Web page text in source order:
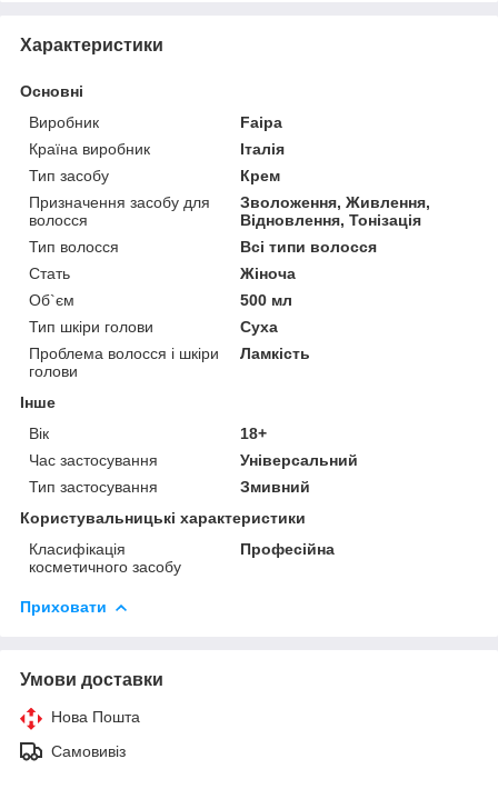
Характеристики
Основні
Виробник
Faipa
Країна виробник
Італія
Тип засобу
Крем
Призначення засобу для
волосся
Зволоження, Живлення,
Відновлення, Тонізація
Тип волосся
Всі типи волосся
Стать
Жіноча
Об`єм
500 мл
Тип шкіри голови
Суха
Проблема волосся і шкіри
голови
Ламкість
Інше
Вік
18+
Час застосування
Універсальний
Тип застосування
Змивний
Користувальницькі характеристики
Класифікація
косметичного засобу
Професійна
Приховати
Умови доставки
Нова Пошта
Самовивіз